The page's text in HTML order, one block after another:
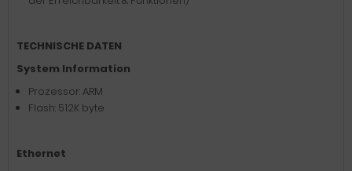
TECHNISCHE DATEN
System Information
Prozessor: ARM
Flash: 512K byte
Ethernet